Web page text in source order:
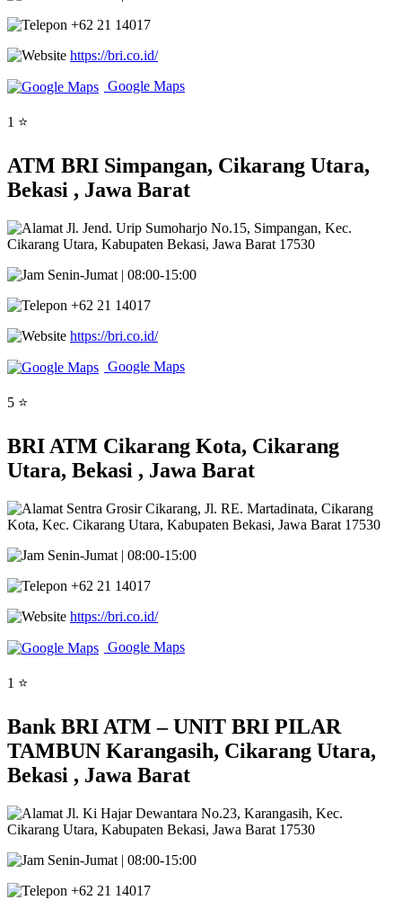
+62 21 14017
https://bri.co.id/
Google Maps
1 ⭐
ATM BRI Simpangan, Cikarang Utara,
Bekasi , Jawa Barat
Jl. Jend. Urip Sumoharjo No.15, Simpangan, Kec.
Cikarang Utara, Kabupaten Bekasi, Jawa Barat 17530
Senin-Jumat | 08:00-15:00
+62 21 14017
https://bri.co.id/
Google Maps
5 ⭐
BRI ATM Cikarang Kota, Cikarang
Utara, Bekasi , Jawa Barat
Sentra Grosir Cikarang, Jl. RE. Martadinata, Cikarang
Kota, Kec. Cikarang Utara, Kabupaten Bekasi, Jawa Barat 17530
Senin-Jumat | 08:00-15:00
+62 21 14017
https://bri.co.id/
Google Maps
1 ⭐
Bank BRI ATM – UNIT BRI PILAR
TAMBUN Karangasih, Cikarang Utara,
Bekasi , Jawa Barat
Jl. Ki Hajar Dewantara No.23, Karangasih, Kec.
Cikarang Utara, Kabupaten Bekasi, Jawa Barat 17530
Senin-Jumat | 08:00-15:00
+62 21 14017